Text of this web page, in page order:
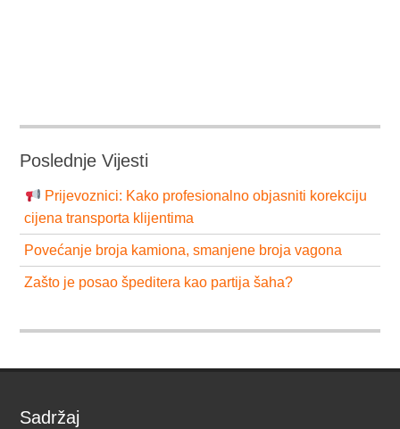
Poslednje Vijesti
Prijevoznici: Kako profesionalno objasniti korekciju
cijena transporta klijentima
Povećanje broja kamiona, smanjene broja vagona
Zašto je posao špeditera kao partija šaha?
Sadržaj